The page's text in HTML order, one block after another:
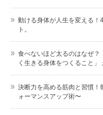
動ける身体が人生を変える！
ト。
食べないほど太るのはなぜ？
く生きる身体をつくること」
決断力を高める筋肉と習慣！
ォーマンスアップ術〜